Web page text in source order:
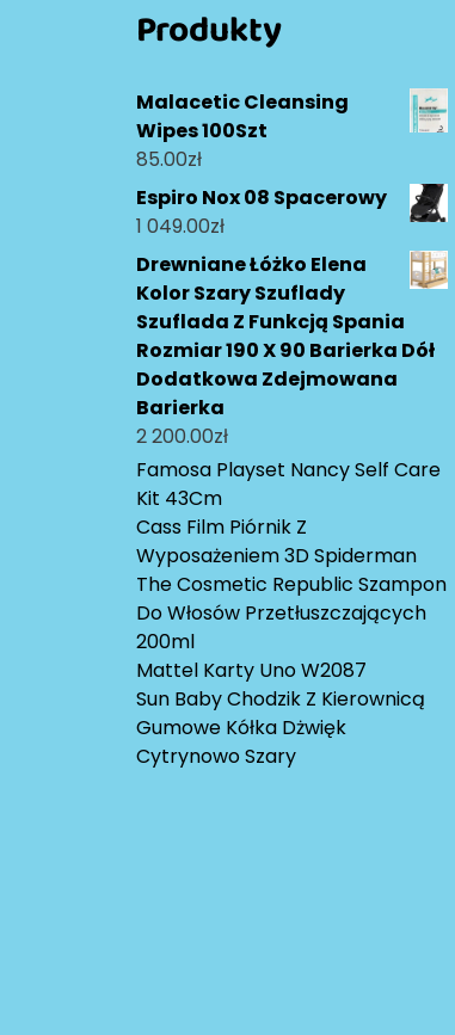
Produkty
Malacetic Cleansing
Wipes 100Szt
85.00zł
Espiro Nox 08 Spacerowy
1 049.00zł
Drewniane Łóżko Elena
Kolor Szary Szuflady
Szuflada Z Funkcją Spania
Rozmiar 190 X 90 Barierka Dół
Dodatkowa Zdejmowana
Barierka
2 200.00zł
Famosa Playset Nancy Self Care
Kit 43Cm
Cass Film Piórnik Z
Wyposażeniem 3D Spiderman
The Cosmetic Republic Szampon
Do Włosów Przetłuszczających
200ml
Mattel Karty Uno W2087
Sun Baby Chodzik Z Kierownicą
Gumowe Kółka Dżwięk
Cytrynowo Szary